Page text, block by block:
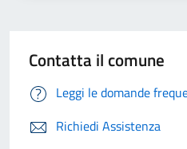
Contatta il comune
Leggi le domande
Richiedi Assistenza